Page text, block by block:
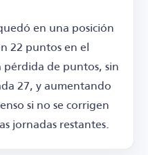
en una posición
22 puntos en el
de puntos, sin
27, y aumentando
si no se corrigen
jornadas restantes.